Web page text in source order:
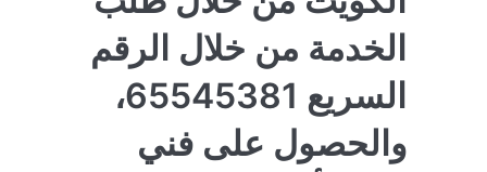
الخدمة من خلال الرقم
السريع 65545381،
والحصول على فني